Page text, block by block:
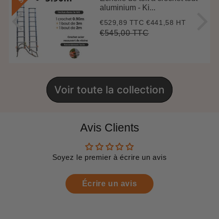
aluminium - Ki...
Prix
réduit
€529,89 TTC€529,89
€441,58 HT
Prix
€545,00 TTC€545,00
Voir toute la collection
Avis Clients
Soyez le premier à écrire un avis
Écrire un avis